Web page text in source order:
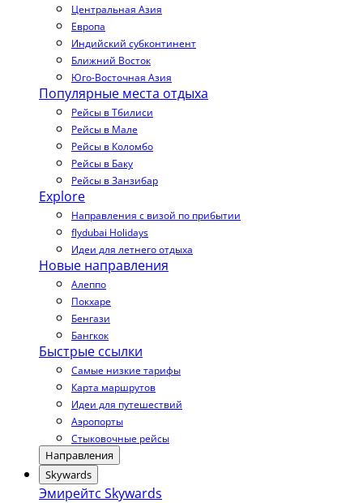
Центральная Азия
Европа
Индийский субконтинент
Ближний Восток
Юго-Восточная Азия
Популярные места отдыха
Рейсы в Тбилиси
Рейсы в Мале
Рейсы в Коломбо
Рейсы в Баку
Рейсы в Занзибар
Explore
Направления с визой по прибытии
flydubai Holidays
Идеи для летнего отдыха
Новые направления
Алеппо
Покхаре
Бенгази
Бангкок
Быстрые ссылки
Самые низкие тарифы
Карта маршрутов
Идеи для путешествий
Аэропорты
Стыковочные рейсы
Направления
Skywards
Эмирейтс Skywards